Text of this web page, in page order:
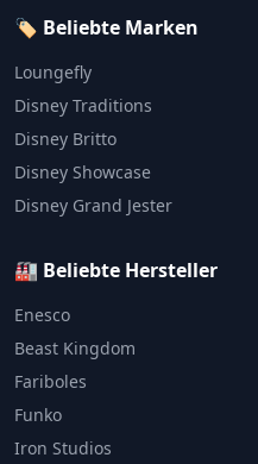
🏷️ Beliebte Marken
Loungefly
Disney Traditions
Disney Britto
Disney Showcase
Disney Grand Jester
🏭 Beliebte Hersteller
Enesco
Beast Kingdom
Fariboles
Funko
Iron Studios